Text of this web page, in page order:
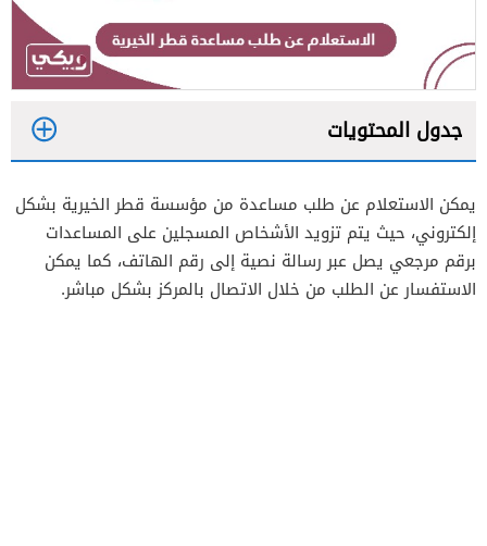
جدول المحتويات
2
3
يمكن الاستعلام عن طلب مساعدة من مؤسسة قطر الخيرية بشكل
إلكتروني، حيث يتم تزويد الأشخاص المسجلين على المساعدات
برقم مرجعي يصل عبر رسالة نصية إلى رقم الهاتف، كما يمكن
الاستفسار عن الطلب من خلال الاتصال بالمركز بشكل مباشر.